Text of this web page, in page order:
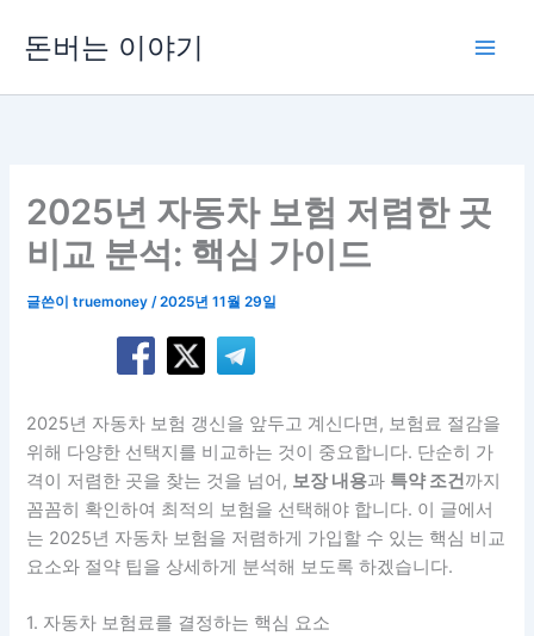
로
돈버는 이야기
2025년 자동차 보험 저렴한 곳
비교 분석: 핵심 가이드
글쓴이truemoney/2025년 11월 29일
2025년 자동차 보험 갱신을 앞두고 계신다면, 보험료 절감을
위해 다양한 선택지를 비교하는 것이 중요합니다. 단순히 가
격이 저렴한 곳을 찾는 것을 넘어, 보장 내용과 특약 조건까지
꼼꼼히 확인하여 최적의 보험을 선택해야 합니다. 이 글에서
는 2025년 자동차 보험을 저렴하게 가입할 수 있는 핵심 비교
요소와 절약 팁을 상세하게 분석해 보도록 하겠습니다.
1. 자동차 보험료를 결정하는 핵심 요소